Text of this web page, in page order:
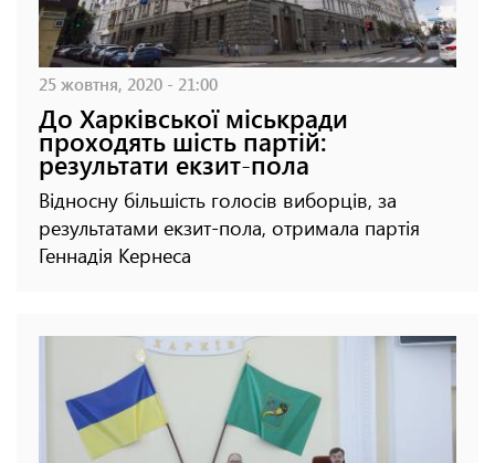
25 жовтня, 2020 - 21:00
До Харківської міськради
проходять шість партій:
результати екзит-пола
Відносну більшість голосів виборців, за
результатами екзит-пола, отримала партія
Геннадія Кернеса